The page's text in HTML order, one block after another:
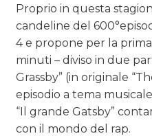
TREND
CASE HISTORY
OPINIONI
Proprio in questa
candeline del
4 e propone per la
minuti – diviso in due
Grassby” (in originale
episodio a tema
“Il grande Gatsby”
con il mondo del rap.